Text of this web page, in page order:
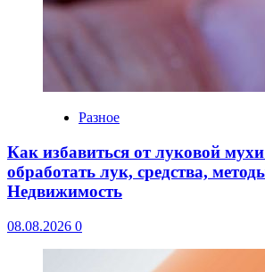
Разное
Как избавиться от луковой
обработать лук, средства,
Недвижимость
08.08.2026 0